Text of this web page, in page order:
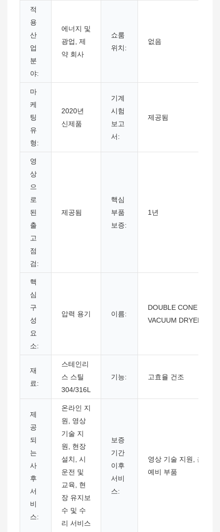
적
용
산
업
분
야:
에너지 및
광업, 제
약 회사
쇼룸
위치:
없음
마
케
팅
유
형:
2020년
신제품
기계
시험
보고
서:
제공됨
영
상
으
로
된
출
고
점
검:
제공됨
핵심
부품
보증:
1년
핵
심
구
성
요
소:
압력 용기 이름:
DOUBLE CONE
VACUUM DRYER
재
료:
스테인리
스 스틸
304/316L
기능: 고효율 건조
제
공
되
는
사
후
서
비
스:
온라인 지
원, 영상
기술 지
원, 현장
설치, 시
운전 및
교육, 현
장 유지보
수 및 수
리 서비스
보증
기간
이후
서비
스:
영상 기술 지원, 온라인
예비 부품